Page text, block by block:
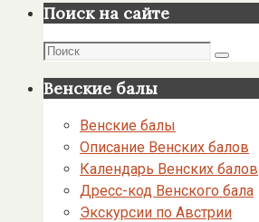
Поиск на сайте
Поиск
Поиск
Венские балы
Венские балы
Описание Венских балов
Календарь Венских балов
Дресс-код Венского бала
Экскурсии по Австрии